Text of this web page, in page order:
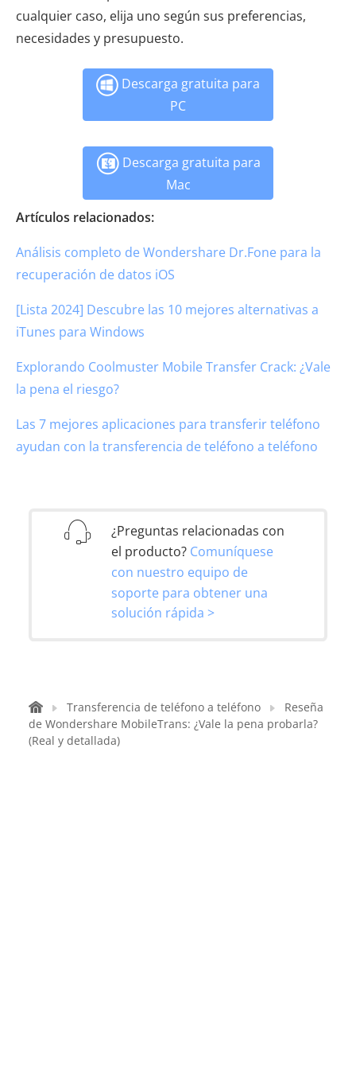
cualquier caso, elija uno según sus preferencias,
necesidades y presupuesto.
Descarga gratuita para
PC
Descarga gratuita para
Mac
Artículos relacionados:
Análisis completo de Wondershare Dr.Fone para la
recuperación de datos iOS
[Lista 2024] Descubre las 10 mejores alternativas a
iTunes para Windows
Explorando Coolmuster Mobile Transfer Crack: ¿Vale
la pena el riesgo?
Las 7 mejores aplicaciones para transferir teléfono
ayudan con la transferencia de teléfono a teléfono
¿Preguntas relacionadas con
el producto? Comuníquese
con nuestro equipo de
soporte para obtener una
solución rápida >
Transferencia de teléfono a teléfono
Reseña
de Wondershare MobileTrans: ¿Vale la pena probarla?
(Real y detallada)